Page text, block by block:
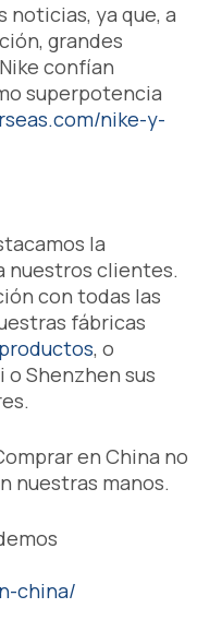
noticias, ya que, a
grandes
confían
superpotencia
nike-y-
la
nuestros clientes.
con todas las
fábricas
, o
Shenzhen sus
en China no
nuestras manos.
china/